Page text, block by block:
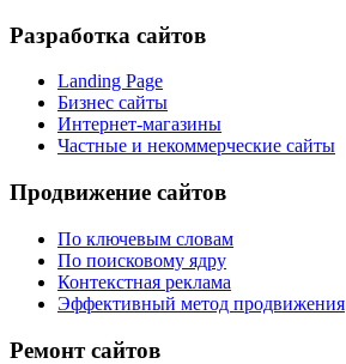
Разработка сайтов
Landing Page
Бизнес сайты
Интернет-магазины
Частные и некоммерческие сайты
Продвижение сайтов
По ключевым словам
По поисковому ядру
Контекстная реклама
Эффективный метод продвижения
Ремонт сайтов